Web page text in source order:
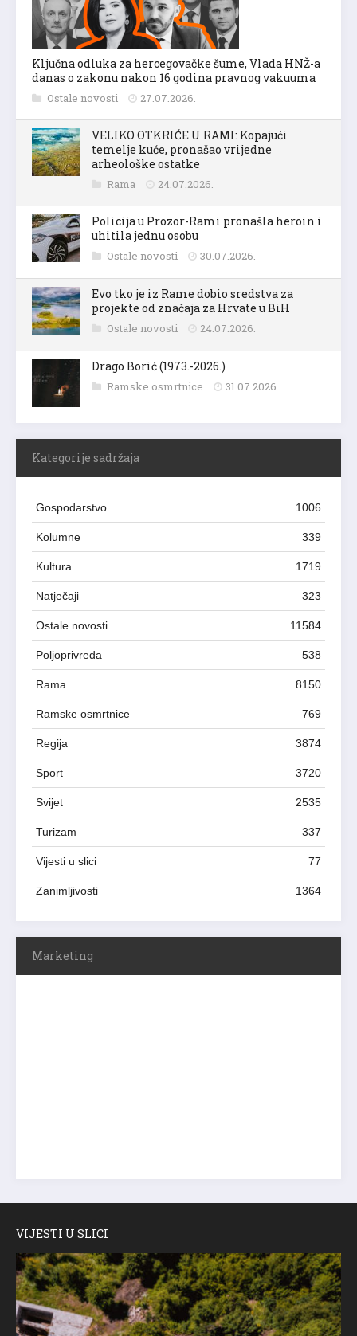
Ključna odluka za hercegovačke šume, Vlada HNŽ-a
danas o zakonu nakon 16 godina pravnog vakuuma
Ostale novosti 27.07.2026.
VELIKO OTKRIĆE U RAMI: Kopajući
temelje kuće, pronašao vrijedne
arheološke ostatke
Rama 24.07.2026.
Policija u Prozor-Rami pronašla heroin i
uhitila jednu osobu
Ostale novosti 30.07.2026.
Evo tko je iz Rame dobio sredstva za
projekte od značaja za Hrvate u BiH
Ostale novosti 24.07.2026.
Drago Borić (1973.-2026.)
Ramske osmrtnice 31.07.2026.
Kategorije sadržaja
Gospodarstvo 1006
Kolumne 339
Kultura 1719
Natječaji 323
Ostale novosti 11584
Poljoprivreda 538
Rama 8150
Ramske osmrtnice 769
Regija 3874
Sport 3720
Svijet 2535
Turizam 337
Vijesti u slici 77
Zanimljivosti 1364
Marketing
VIJESTI U SLICI